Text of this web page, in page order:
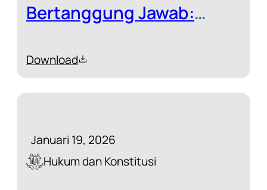
Bertanggung Jawab:
Sektor Perkebunan
Kelapa Sawit dan
Download
Januari 19, 2026
Hukum dan Konstitusi